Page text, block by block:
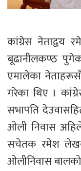
कांग्रेस नेताद्वय
बूढानीलकण्ठ
एमालेका
गरेका थिए ।
सभापति
ओली निवास
सचेतक रमेश
ओलीनिवास